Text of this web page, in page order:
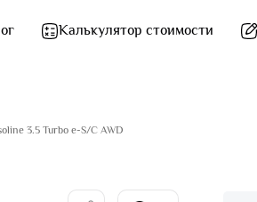
Калькулятор стоимости
3.5 Turbo e-S/C AWD